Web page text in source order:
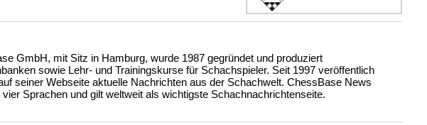
GmbH, mit Sitz in Hamburg, wurde 1987 gegründet und produziert
sowie Lehr- und Trainingskurse für Schachspieler. Seit 1997 veröffentlich
seiner Webseite aktuelle Nachrichten aus der Schachwelt. ChessBase News
Sprachen und gilt weltweit als wichtigste Schachnachrichtenseite.